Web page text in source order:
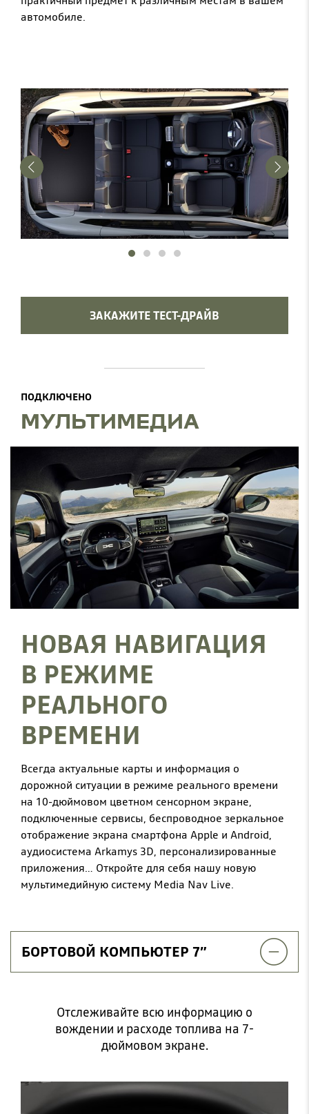
автомобиле.
ЗАКАЖИТЕ ТЕСТ-ДРАЙВ
ПОДКЛЮЧЕНО
МУЛЬТИМЕДИА
НОВАЯ НАВИГАЦИЯ
В РЕЖИМЕ
РЕАЛЬНОГО
ВРЕМЕНИ
Всегда актуальные карты и информация о
дорожной ситуации в режиме реального времени
на 10-дюймовом цветном сенсорном экране,
подключенные сервисы, беспроводное зеркальное
отображение экрана смартфона Apple и Android,
аудиосистема Arkamys 3D, персонализированные
приложения… Откройте для себя нашу новую
мультимедийную систему Media Nav Live.
БОРТОВОЙ КОМПЬЮТЕР 7”
Отслеживайте всю информацию о
вождении и расходе топлива на 7-
дюймовом экране.